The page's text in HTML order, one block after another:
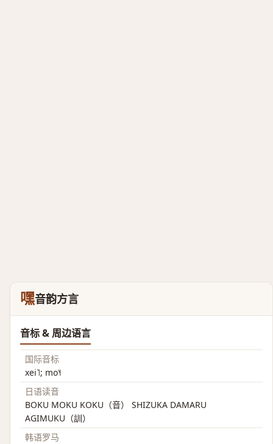
嘿音韵方言
音标 & 周边语言
国际音标
xei˥; mo˥˧
日语读音
BOKU MOKU KOKU（音） SHIZUKA DAMARU
AGIMUKU（訓）
韩语罗马